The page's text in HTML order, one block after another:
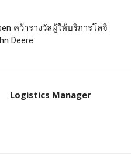
คว้ารางวัลผู้ให้บริการโลจิ
Deere
Logistics Manager